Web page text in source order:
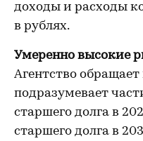
доходы и расходы
в рублях.
Умеренно высокие
Агентство
подразумевает
старшего долга в
старшего долга в